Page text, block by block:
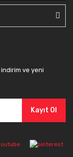
ve yeni
Kayıt Ol